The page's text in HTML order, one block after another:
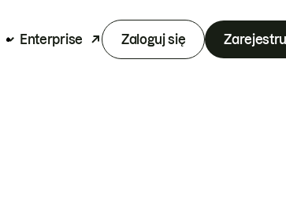
Enterprise Zaloguj się